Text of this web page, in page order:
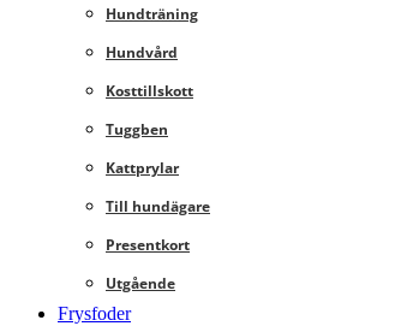
Hundträning
Hundvård
Kosttillskott
Tuggben
Kattprylar
Till hundägare
Presentkort
Utgående
Frysfoder